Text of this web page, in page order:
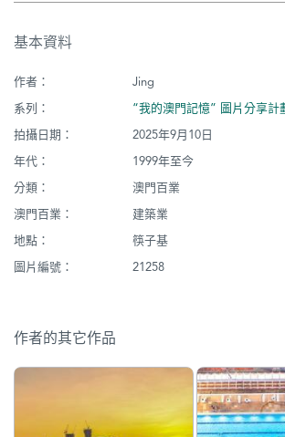
基本資料
作者：
Jing
系列：
“我的澳門記憶” 圖片分享計
拍攝日期：
2025年9月10日
年代：
1999年至今
分類：
澳門百業
澳門百業：
建築業
地點：
筷子基
圖片編號：
21258
作者的其它作品